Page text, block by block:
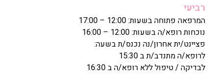
רביעי
המרפאה פתוחה בשעות: 12:00 – 17:00
נוכחות רופא/ה בשעות: 12:00 – 16:00
פציינט/ית אחרון/נה נכנס/ת בשעה:
לרופא/ה מתנדב/ת ב 15:30
לבדיקה / טיפול ללא רופא/ה ב 16:30